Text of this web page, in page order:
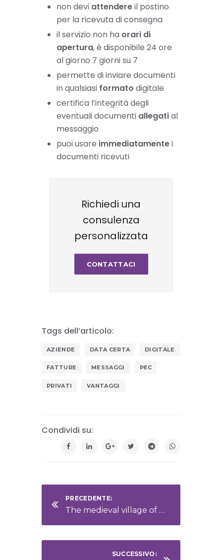
non devi attendereil postino
per la ricevuta di consegna
il servizio non ha orari di
apertura, è disponibile 24 ore
al giorno 7 giorni su 7
permette di inviare documenti
in qualsiasi formato digitale
certifica l’integrità degli
eventuali documenti allegatial
messaggio
puoi usare immediatamentei
documenti ricevuti
Richiedi una
consulenza
personalizzata
CONTATTACI
Tags dell’articolo:
AZIENDE DATA CERTA DIGITALE
FATTURE MESSAGGI PEC
PRIVATI VANTAGGI
Condividi su:
PRECEDENTE:
The medieval village of Grazzano Visconti
SUCCESSIVO: